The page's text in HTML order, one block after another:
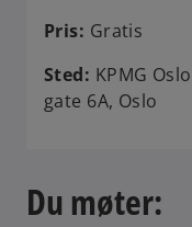
Pris: Gratis
Sted: KPMG
gate 6A, Oslo
Du møter: